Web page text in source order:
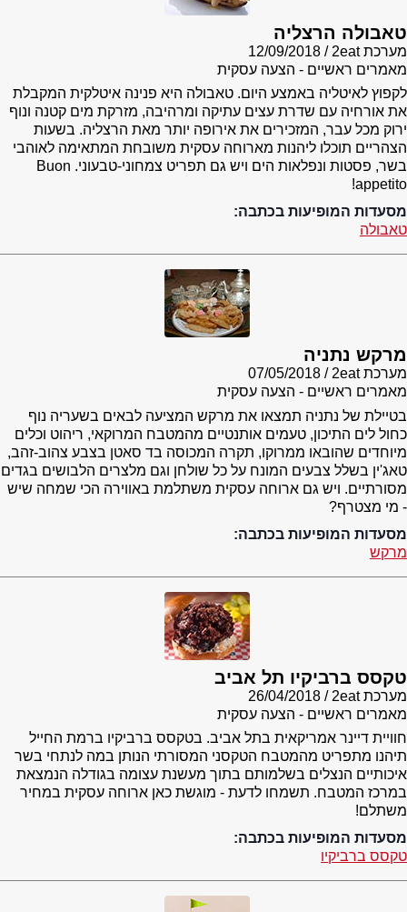
טאבולה הרצליה
מערכת 2eat
12/09/2018
מאמרים ראשיים - הצעה עסקית
לקפוץ לאיטליה באמצע היום. טאבולה היא פנינה איטלקית המקבלת
את אורחיה עם שדרת עצים עתיקה ומרהיבה, מזרקת מים קטנה ונוף
ירוק מכל עבר, המזכירים את אירופה יותר מאת הרצליה. בשעות
הצהריים תוכלו ליהנות מארוחה עסקית משובחת המתאימה לאוהבי
בשר, פסטות ונפלאות הים ויש גם תפריט צמחוני-טבעוני. Buon
appetito!
מסעדות המופיעות בכתבה:
טאבולה
מרקש נתניה
מערכת 2eat
07/05/2018
מאמרים ראשיים - הצעה עסקית
בטיילת של נתניה תמצאו את מרקש המציעה לבאים בשעריה נוף
כחול לים התיכון, טעמים אותנטיים מהמטבח המרוקאי, ריהוט וכלים
מיוחדים שהובאו ממרוקו, תקרה המכוסה בד סאטן בצבע צהוב-זהב,
טאג'ין בשלל צבעים המונח על כל שולחן וגם מלצרים הלבושים בגדים
מסורתיים. ויש גם ארוחה עסקית משתלמת באווירה הכי שמחה שיש
- מי מצטרף?
מסעדות המופיעות בכתבה:
מרקש
טקסס ברביקיו תל אביב
מערכת 2eat
26/04/2018
מאמרים ראשיים - הצעה עסקית
חוויית דיינר אמריקאית בתל אביב. בטקסס ברביקיו ברמת החייל
תיהנו מתפריט מהמטבח הטקסני המסורתי הנותן במה לנתחי בשר
איכותיים הנצלים בשלמותם בתוך מעשנת עצומה בגודלה הנמצאת
במרכז המטבח. תשמחו לדעת - מוגשת כאן ארוחה עסקית במחיר
משתלם!
מסעדות המופיעות בכתבה:
טקסס ברביקיו